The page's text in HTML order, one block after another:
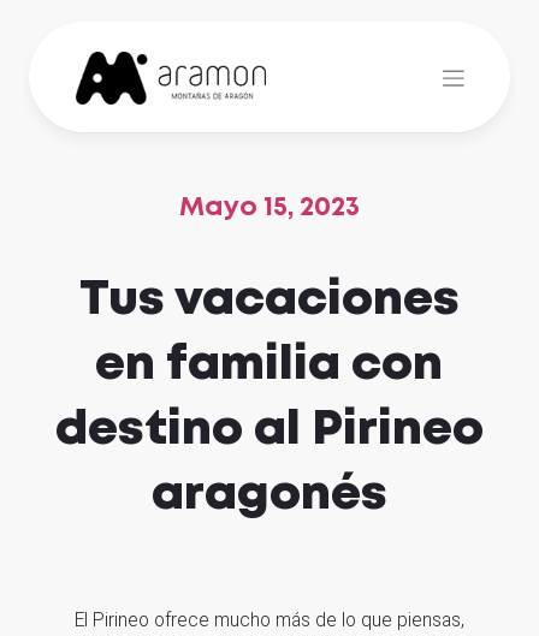
Mayo 15, 2023
Tus vacaciones
en familia con
destino al Pirineo
aragonés
El Pirineo ofrece mucho más de lo que piensas,